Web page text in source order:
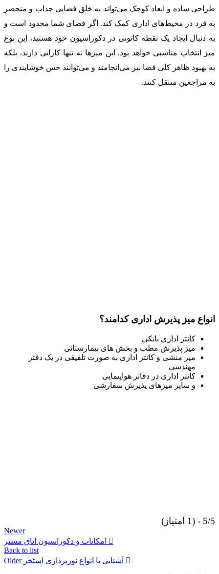
طراحی ساده و ابعاد کوچک می‌تواند به خلق فضایی جذاب و منحصر
به فرد در محیط‌های اداری کمک کند. اگر فضای شما محدود است و
به دنبال ایجاد یک نقطه کانونی در دکوراسیون خود هستید، این نوع
میز انتخاب مناسبی خواهد بود. این میزها نه تنها کارایی دارند، بلکه
به بهبود ظاهر کلی فضا نیز می‌انجامند و می‌توانند حس خوشایندی را
به مراجعین منتقل کنند.
انواع میز پذیرش اداری کدامند؟
کانتر اداری بانکی
میز پذیرش مطب و بخش های بیمارستانی
میز منشی و کانتر اداری به صورت تلفیقی در یک دفتر
مهندسی
کانتر اداری در دفاتر هواپیمایی
و سایر میزهای پذیرش سفارشی
5/5 - (1 امتیاز)
Newer
امکانات و دکوراسیون اتاق مستر
Back to list
Older آشنایی با انواع نورپردازی استخر